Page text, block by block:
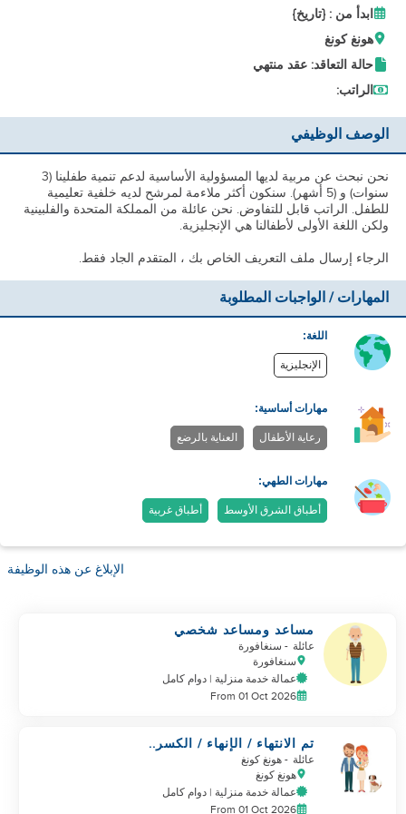
ابدأ من : {تاريخ}
هونغ كونغ
حالة التعاقد: عقد منتهي
الراتب:
الوصف الوظيفي
نحن نبحث عن مربية لديها المسؤولية الأساسية لدعم تنمية طفلينا (3
سنوات) و (5 أشهر). سنكون أكثر ملاءمة لمرشح لديه خلفية تعليمية
للطفل. الراتب قابل للتفاوض. نحن عائلة من المملكة المتحدة والفلبينية
ولكن اللغة الأولى لأطفالنا هي الإنجليزية.
الرجاء إرسال ملف التعريف الخاص بك ، المتقدم الجاد فقط.
المهارات / الواجبات المطلوبة
اللغة:
الإنجليزية
مهارات أساسية:
رعاية الأطفال العناية بالرضع
مهارات الطهي:
أطباق الشرق الأوسط أطباق غربية
الإبلاغ عن هذه الوظيفة
مساعد ومساعد شخصي
عائلة - سنغافورة
سنغافورة
عمالة خدمة منزلية | دوام كامل
From 01 Oct 2026
تم الانتهاء / الإنهاء / الكسر..
عاجل!!!
عائلة - هونغ كونغ
هونغ كونغ
عمالة خدمة منزلية | دوام كامل
From 01 Oct 2026